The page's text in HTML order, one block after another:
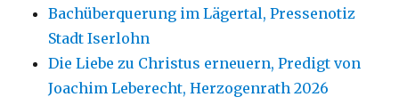
Bachüberquerung im Lägertal, Pressenotiz
Stadt Iserlohn
Die Liebe zu Christus erneuern, Predigt von
Joachim Leberecht, Herzogenrath 2026